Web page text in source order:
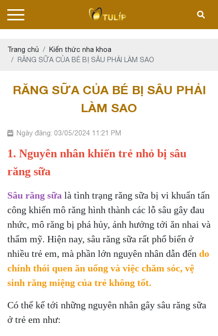
Trang chủ
Kiến thức nha khoa
RĂNG SỮA CỦA BÉ BỊ SÂU PHẢI LÀM SAO
RĂNG SỮA CỦA BÉ BỊ SÂU PHẢI
LÀM SAO
Ngày đăng: 03/05/2024 11:21 PM
1. Nguyên nhân khiến trẻ nhỏ bị sâu
răng sữa
Sâu răng sữa là tình trạng răng sữa bị vi khuẩn tấn
công khiến mô răng hình thành các lỗ sâu gây đau
nhức, mô răng bị phá hủy, ảnh hưởng tới ăn nhai và
thẩm mỹ. Hiện nay, sâu răng sữa rất phổ biến ở
nhiều trẻ em, mà phần lớn nguyên nhân dẫn đến do
chính thói quen ăn uống và việc chăm sóc, vệ
sinh răng miệng của trẻ không tốt.
Có thể kể tới những nguyên nhân gây sâu răng sữa
ở trẻ em như: